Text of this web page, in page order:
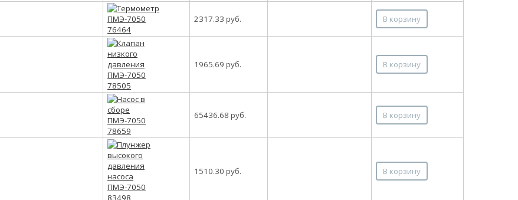
2317.33 руб. В корзину
1965.69 руб. В корзину
65436.68 руб. В корзину
1510.30 руб. В корзину